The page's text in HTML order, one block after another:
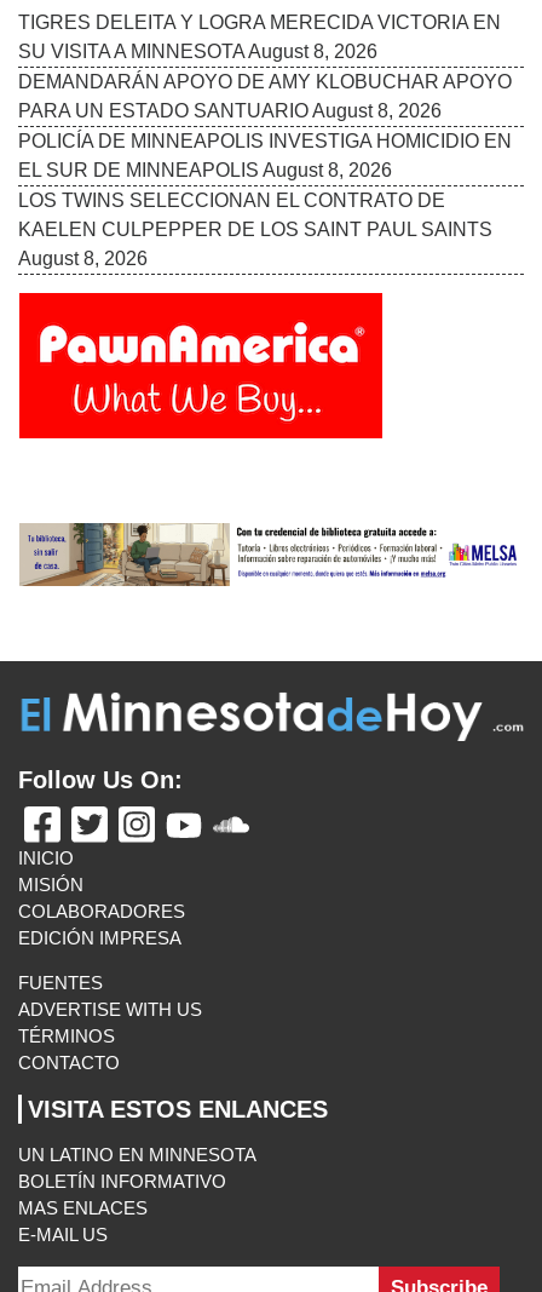
TIGRES DELEITA Y LOGRA MERECIDA VICTORIA EN
SU VISITA A MINNESOTAAugust 8, 2026
DEMANDARÁN APOYO DE AMY KLOBUCHAR APOYO
PARA UN ESTADO SANTUARIOAugust 8, 2026
POLICÍA DE MINNEAPOLIS INVESTIGA HOMICIDIO EN
EL SUR DE MINNEAPOLIS August 8, 2026
LOS TWINS SELECCIONAN EL CONTRATO DE
KAELEN CULPEPPER DE LOS SAINT PAUL SAINTS
August 8, 2026
Follow Us On:
INICIO
MISIÓN
COLABORADORES
EDICIÓN IMPRESA
FUENTES
ADVERTISE WITH US
TÉRMINOS
CONTACTO
VISITA ESTOS ENLANCES
UN LATINO EN MINNESOTA
BOLETÍN INFORMATIVO
MAS ENLACES
E-MAIL US